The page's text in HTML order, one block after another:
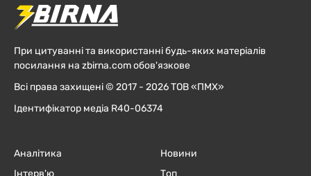
При цитуванні та використанні будь-яких матеріалів
посилання на zbirna.com обов'язкове
Всі права захищені © 2017 - 2026 ТОВ «ПМХ»
Ідентифікатор медіа R40-06374
Аналітика
Інтерв'ю
Новини
Топ